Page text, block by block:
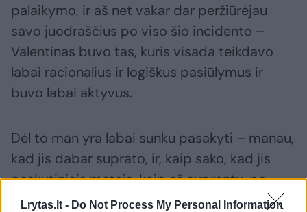
Lrytas.lt - Do Not Process My Personal Information
palaikymo, ir aš net vakar dar peržiūrėjau
savo juodraščius po viso šio incidento –
Valentinas buvo tas, kuris visada teikdavo
labai racionalius ir logiškus pasiūlymus ir
buvo labai aktyvus.
Dėl to man yra labai sunku pasakyti – manau,
kad jis dabar suprato, ir, kaip sako, kad jis
paskutiniais metais, kaip aš suprantu, po
karo Ukrainoje ir nėra buvęs tose kapinėse,